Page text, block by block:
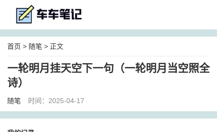
首页 > 随笔 > 正文
一轮明月挂天空下一句（一轮明月当空照全
诗）
随笔 时间：2025-04-17